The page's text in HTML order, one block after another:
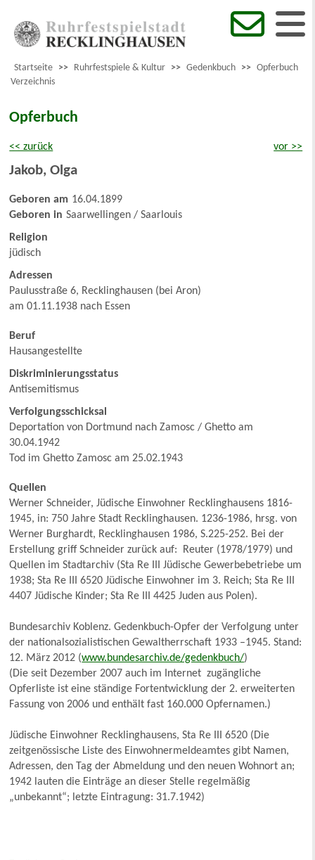
Startseite >> Ruhrfestspiele & Kultur >> Gedenkbuch >> Opferbuch
Verzeichnis
Opferbuch
<< zurück vor >>
Jakob, Olga
Geboren am 16.04.1899
Geboren in Saarwellingen / Saarlouis
Religion
jüdisch
Adressen
Paulusstraße 6, Recklinghausen (bei Aron)
am 01.11.1938 nach Essen
Beruf
Hausangestellte
Diskriminierungsstatus
Antisemitismus
Verfolgungsschicksal
Deportation von Dortmund nach Zamosc / Ghetto am
30.04.1942
Tod im Ghetto Zamosc am 25.02.1943
Quellen
Werner Schneider, Jüdische Einwohner Recklinghausens 1816-
1945, in: 750 Jahre Stadt Recklinghausen. 1236-1986, hrsg. von
Werner Burghardt, Recklinghausen 1986, S.225-252. Bei der
Erstellung griff Schneider zurück auf: Reuter (1978/1979) und
Quellen im Stadtarchiv (Sta Re III Jüdische Gewerbebetriebe um
1938; Sta Re III 6520 Jüdische Einwohner im 3. Reich; Sta Re III
4407 Jüdische Kinder; Sta Re III 4425 Juden aus Polen).
Bundesarchiv Koblenz. Gedenkbuch-Opfer der Verfolgung unter
der nationalsozialistischen Gewaltherrschaft 1933 –1945. Stand:
12. März 2012 (www.bundesarchiv.de/gedenkbuch/)
(Die seit Dezember 2007 auch im Internet zugängliche
Opferliste ist eine ständige Fortentwicklung der 2. erweiterten
Fassung von 2006 und enthält fast 160.000 Opfernamen.)
Jüdische Einwohner Recklinghausens, Sta Re III 6520 (Die
zeitgenössische Liste des Einwohnermeldeamtes gibt Namen,
Adressen, den Tag der Abmeldung und den neuen Wohnort an;
1942 lauten die Einträge an dieser Stelle regelmäßig
„unbekannt“; letzte Eintragung: 31.7.1942)